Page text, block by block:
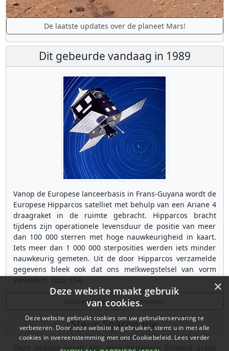
De laatste updates over de planeet Mars!
Dit gebeurde vandaag in 1989
Vanop de Europese lanceerbasis in Frans-Guyana wordt de
Europese Hipparcos satelliet met behulp van een Ariane 4
draagraket in de ruimte gebracht. Hipparcos bracht
tijdens zijn operationele levensduur de positie van meer
dan 100 000 sterren met hoge nauwkeurigheid in kaart.
Iets meer dan 1 000 000 sterposities werden iets minder
nauwkeurig gemeten. Uit de door Hipparcos verzamelde
gegevens bleek ook dat ons melkwegstelsel van vorm
Ontdek meer gebeurtenissen
Steun Spacepage
Deze website wordt aan onze bezoekers blijvend gratis
×
Deze website maakt gebruik
van cookies.
Deze website gebruikt cookies om uw gebruikerservaring te
verbeteren. Door onze website te gebruiken, stemt u in met alle
cookies in overeenstemming met ons Cookiebeleid. Lees verder